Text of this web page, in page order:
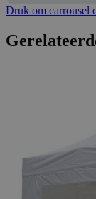
Druk om carrousel